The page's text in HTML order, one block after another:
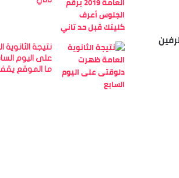
نتيجة
على اليوم
ما الموقع